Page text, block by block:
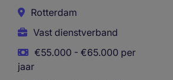
Rotterdam
Vast dienstverband
€55.000 - €65.000 per
jaar